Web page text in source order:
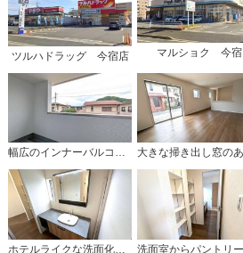
ツルハドラッグ 今宿店 マルショク 今宿
幅広のインナーバルコニーは多少の雨でも洗濯物を守ってくれ、家事を助けてくれること間違いなし。眩しすぎる日差しも和らげます。